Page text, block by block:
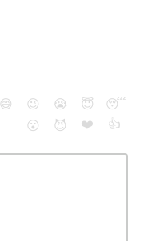
😅 😉 😭 😇
😴
😮
😈 ❤️ 👍